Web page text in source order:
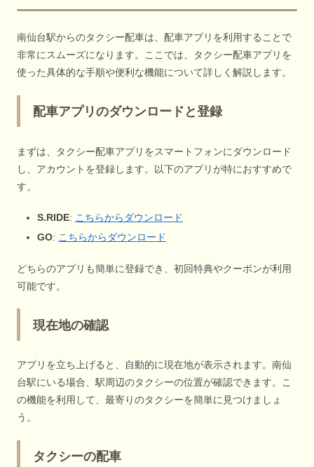
南仙台駅からのタクシー配車は、配車アプリを利用することで
非常にスムーズになります。ここでは、タクシー配車アプリを
使った具体的な手順や便利な機能について詳しく解説します。
配車アプリのダウンロードと登録
まずは、タクシー配車アプリをスマートフォンにダウンロード
し、アカウントを登録します。以下のアプリが特におすすめで
す。
S.RIDE: こちらからダウンロード
GO: こちらからダウンロード
どちらのアプリも簡単に登録でき、初回特典やクーポンが利用
可能です。
現在地の確認
アプリを立ち上げると、自動的に現在地が表示されます。南仙
台駅にいる場合、駅周辺のタクシーの位置が確認できます。こ
の機能を利用して、最寄りのタクシーを簡単に見つけましょ
う。
タクシーの配車